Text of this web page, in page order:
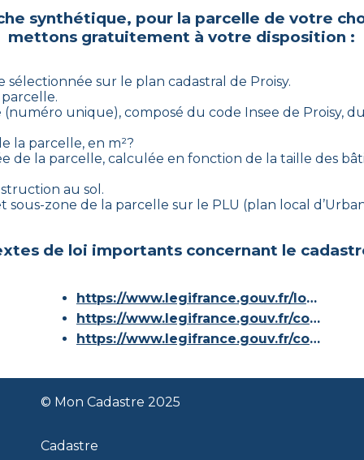
synthétique, pour la parcelle de votre
mettons gratuitement à votre disposition :
sélectionnée sur le plan cadastral de Proisy.
parcelle.
(numéro unique), composé du code Insee de Proisy,
la parcelle, en m²?
de la parcelle, calculée en fonction de la taille des
au sol.
sous-zone de la parcelle sur le PLU (plan local
de loi importants concernant le
https://www.legifrance.gouv.fr/loda/id/JORFTEXT000000686267/
https://www.legifrance.gouv.fr/codes/article_lc/LEGIARTI000036588629/
https://www.legifrance.gouv.fr/codes/id/LEGISCTA000006180153/
© Mon Cadastre 2025
Cadastre